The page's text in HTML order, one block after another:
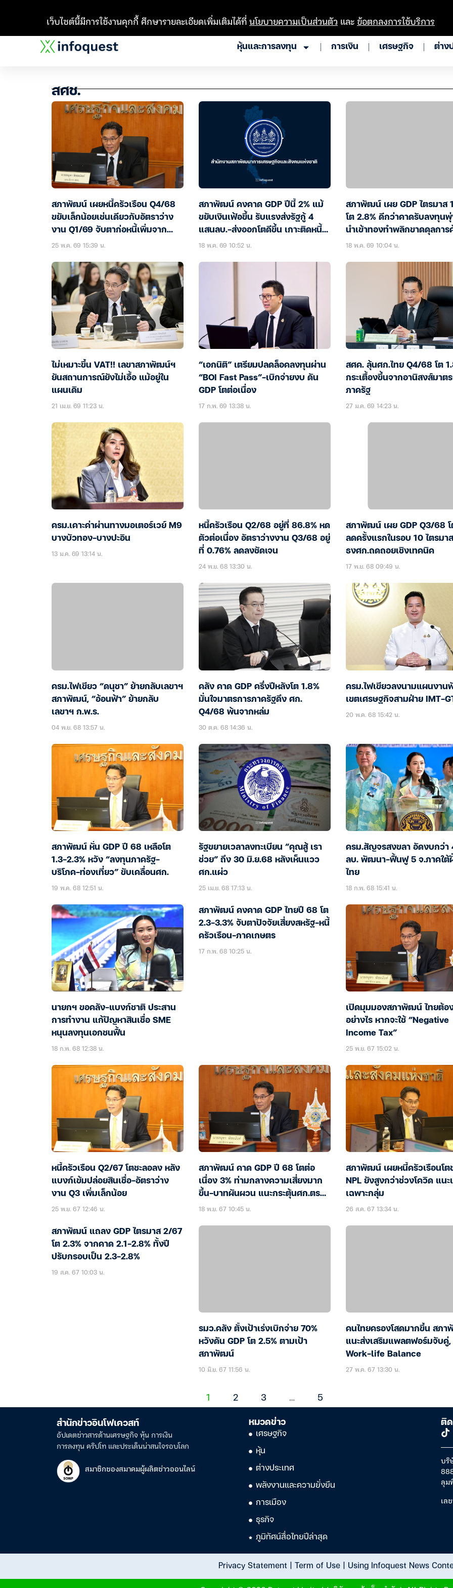
หุ้นและการลงทุน การเงิน เศรษฐกิจ ต่าง
สศช.
สภาพัฒน์ เผยหนี้ครัวเรือน Q4/68
ขยับเล็กน้อยเช่นเดียวกับอัตราว่าง
งาน Q1/69 จับตาก่อหนี้เพิ่มจาก
Virtual Bank
25 พ.ค. 69 15:39 น.
สภาพัฒน์ คงคาด GDP ปีนี้ 2% แม้
ขยับเงินเฟ้อขึ้น รับแรงส่งรัฐกู้ 4
แสนลบ.-ส่งออกโตดีขึ้น เกาะติดหนี้
ครัวเรือน-ภัยแล้ง
18 พ.ค. 69 10:52 น.
สภาพัฒน์ เผย GDP ไตรมาส
โต 2.8% ดีกว่าคาดรับลงทุน
นำเข้าทองทำพลิกขาดดุลการ
แรกในรอบ 14 ไตรมาส
18 พ.ค. 69 10:04 น.
ไม่เหมาะขึ้น VAT!! เลขาสภาพัฒน์ฯ
ยันสถานการณ์ยังไม่เอื้อ แม้อยู่ใน
แผนเดิม
21 เม.ย. 69 11:23 น.
“เอกนิติ” เตรียมปลดล็อคลงทุนผ่าน
“BOI Fast Pass”-เบิกจ่ายงบ ดัน
GDP โตต่อเนื่อง
17 ก.พ. 69 13:38 น.
สศค. ลุ้นศก.ไทย Q4/68 โต
กระเตื้องขึ้นจากอานิสงส์มาต
ภาครัฐ
27 ม.ค. 69 14:23 น.
ครม.เคาะค่าผ่านทางมอเตอร์เวย์ M9
บางบัวทอง-บางปะอิน
13 ม.ค. 69 13:14 น.
หนี้ครัวเรือน Q2/68 อยู่ที่ 86.8% หด
ตัวต่อเนื่อง อัตราว่างงาน Q3/68 อยู่
ที่ 0.76% ลดลงชัดเจน
24 พ.ย. 68 13:30 น.
สภาพัฒน์ เผย GDP Q3/68 โ
ลดครั้งแรกในรอบ 10 ไตรมา
ธงศก.ถดถอยเชิงเทคนิค
17 พ.ย. 68 09:49 น.
ครม.ไฟเขียว “ดนุชา” ย้ายกลับเลขาฯ
สภาพัฒน์, “อ้อนฟ้า” ย้ายกลับ
เลขาฯ ก.พ.ร.
04 พ.ย. 68 13:57 น.
คลัง คาด GDP ครึ่งปีหลังโต 1.8%
มั่นใจมาตรการภาครัฐดึง ศก.
Q4/68 พ้นจากหล่ม
30 ต.ค. 68 14:36 น.
ครม.ไฟเขียวลงนามแผนงา
เขตเศรษฐกิจสามฝ่าย IMT-
20 พ.ค. 68 15:42 น.
สภาพัฒน์ หั่น GDP ปี 68 เหลือโต
1.3-2.3% หวัง “ลงทุนภาครัฐ-
บริโภค-ท่องเที่ยว” ขับเคลื่อนศก.
19 พ.ค. 68 12:51 น.
รัฐขยายเวลาลงทะเบียน “คุณสู้ เรา
ช่วย” ถึง 30 มิ.ย.68 หลังเห็นแวว
ศก.แผ่ว
25 เม.ย. 68 17:13 น.
ครม.สัญจรสงขลา อัดงบกว่า
ลบ. พัฒนา-ฟื้นฟู 5 จ.ภาคใต้
ไทย
18 ก.พ. 68 15:41 น.
นายกฯ ขอคลัง-แบงก์ชาติ ประสาน
การทำงาน แก้ปัญหาสินเชื่อ SME
หนุนลงทุนเอกชนฟื้น
18 ก.พ. 68 12:38 น.
สภาพัฒน์ คงคาด GDP ไทยปี 68 โต
2.3-3.3% จับตาปัจจัยเสี่ยงสหรัฐ-หนี้
ครัวเรือน-ภาคเกษตร
17 ก.พ. 68 10:25 น.
เปิดมุมมองสภาพัฒน์ ไทยต้อ
อย่างไร หากจะใช้ “Negative
Income Tax”
25 พ.ย. 67 15:02 น.
หนี้ครัวเรือน Q2/67 โตชะลอลง หลัง
แบงก์เข้มปล่อยสินเชื่อ-อัตราว่าง
งาน Q3 เพิ่มเล็กน้อย
25 พ.ย. 67 12:46 น.
สภาพัฒน์ คาด GDP ปี 68 โตต่อ
เนื่อง 3% ท่ามกลางความเสี่ยงมาก
ขึ้น-บาทผันผวน แนะกระตุ้นศก.ตรง
จุด
18 พ.ย. 67 10:45 น.
สภาพัฒน์ เผยหนี้ครัวเรือนโต
NPL ยังสูงกว่าช่วงโควิด แน
เฉพาะกลุ่ม
26 ส.ค. 67 13:34 น.
สภาพัฒน์ แถลง GDP ไตรมาส 2/67
โต 2.3% จากคาด 2.1-2.8% ทั้งปี
ปรับกรอบเป็น 2.3-2.8%
19 ส.ค. 67 10:03 น.
รมว.คลัง ตั้งเป้าเร่งเบิกจ่าย 70%
หวังดัน GDP โต 2.5% ตามเป้า
สภาพัฒน์
10 มิ.ย. 67 11:56 น.
คนไทยครองโสดมากขึ้น สภ
แนะส่งเสริมแพลตฟอร์มจับคู่,
Work-life Balance
27 พ.ค. 67 13:30 น.
1 2 3 … 5
สำนักข่าวอินโฟเควสท์
อัปเดตข่าวสารด้านเศรษฐกิจ หุ้น การเงิน
การลงทุน คริปโท และประเด็นน่าสนใจรอบโลก
สมาชิกของสมาคมผู้ผลิตข่าวออนไลน์
หมวดข่าว
เศรษฐกิจ
หุ้น
ต่างประเทศ
พลังงานและความยั่งยืน
การเมือง
ธุรกิจ
ภูมิทัศน์สื่อไทยปีล่าสุด
ติด
บริ
ลุม
เล
Privacy Statement| Term of Use| Using Infoquest News
เว็บไซต์นี้มีการใช้งานคุกกี้ ศึกษารายละเอียดเพิ่มเติมได้ที่นโยบายความเป็นส่วนตัว และข้อตกลงการใช้บริการ